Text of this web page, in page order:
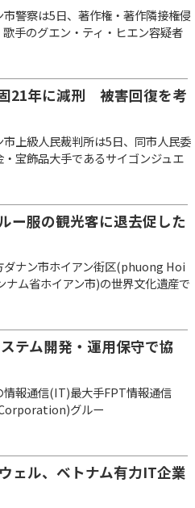
警察は5日、著作権・著作隣接権侵
手のグエン・ティ・ヒエン容疑者
21年に減刑 被害回復を考
上級人民裁判所は5日、同市人民委
・宝飾品大手であるサイゴンジュエ
ー服の観光客に退去促した
ナン市ホイアン街区(phuong Hoi
ナム省ホイアン市)の世界文化遺産で
テム開発・運用保守で協
報通信(IT)最大手FPT情報通信
グルー
ェル、ベトナム有力IT企業